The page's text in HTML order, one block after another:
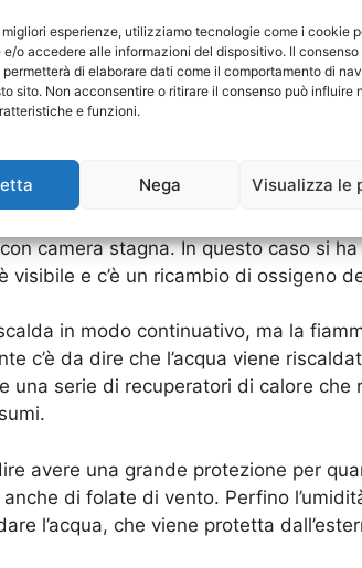
migliori esperienze, utilizziamo tecnologie come i cookie
e/o accedere alle informazioni del dispositivo. Il consenso
di elaborare dati come il comportamento di
sito. Non acconsentire o ritirare il consenso può influire
e funzioni.
Nega Visualizza le
un ambiente interno piccolo,
grande quantità con una forte
Nel Lazio con
Nel Lazio
che comunque è
camera stagna. In questo caso si
visibile e c’è un ricambio di ossigeno
in modo continuativo, ma la
c’è da dire che l’acqua viene
una serie di recuperatori di calore
avere una grande protezione per
di folate di vento. Perfino
l’acqua, che viene protetta